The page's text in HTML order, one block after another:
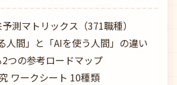
測マトリックス（371職種）
人間」と「AIを使う人間」の違い
つの参考ロードマップ
ワークシート 10種類